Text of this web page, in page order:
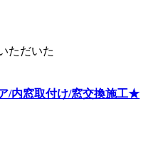
ただいた
/内窓取付け/窓交換施工★